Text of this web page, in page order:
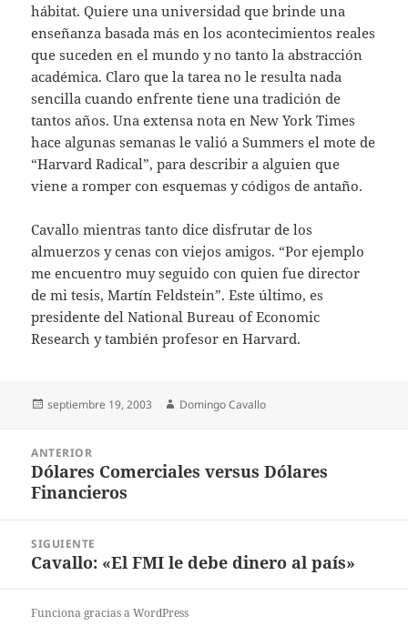
hábitat. Quiere una universidad que brinde una
enseñanza basada más en los acontecimientos reales
que suceden en el mundo y no tanto la abstracción
académica. Claro que la tarea no le resulta nada
sencilla cuando enfrente tiene una tradición de
tantos años. Una extensa nota en New York Times
hace algunas semanas le valió a Summers el mote de
“Harvard Radical”, para describir a alguien que
viene a romper con esquemas y códigos de antaño.
Cavallo mientras tanto dice disfrutar de los
almuerzos y cenas con viejos amigos. “Por ejemplo
me encuentro muy seguido con quien fue director
de mi tesis, Martín Feldstein”. Este último, es
presidente del National Bureau of Economic
Research y también profesor en Harvard.
Publicado
septiembre 19, 2003 Autor
Domingo Cavallo
entradas
ANTERIOR
Entrada
anterior:
Dólares Comerciales versus Dólares
Financieros
SIGUIENTE
Entrada
Cavallo: «El FMI le debe dinero al país»
Funciona gracias a WordPress